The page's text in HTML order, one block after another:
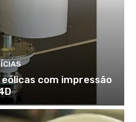
com impressão